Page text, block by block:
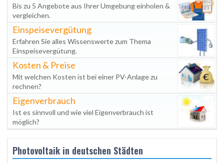
Bis zu 5 Angebote aus Ihrer Umgebung einholen &
vergleichen.
Einspeisevergütung
Erfahren Sie alles Wissenswerte zum Thema
Einspeisevergütung.
Kosten & Preise
Mit welchen Kosten ist bei einer PV-Anlage zu
rechnen?
Eigenverbrauch
Ist es sinnvoll und wie viel Eigenverbrauch ist
möglich?
Photovoltaik in deutschen Städten